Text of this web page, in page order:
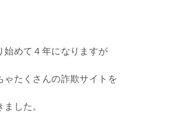
始めて４年になりますが
ゃたくさんの詐欺サイトを
ました。